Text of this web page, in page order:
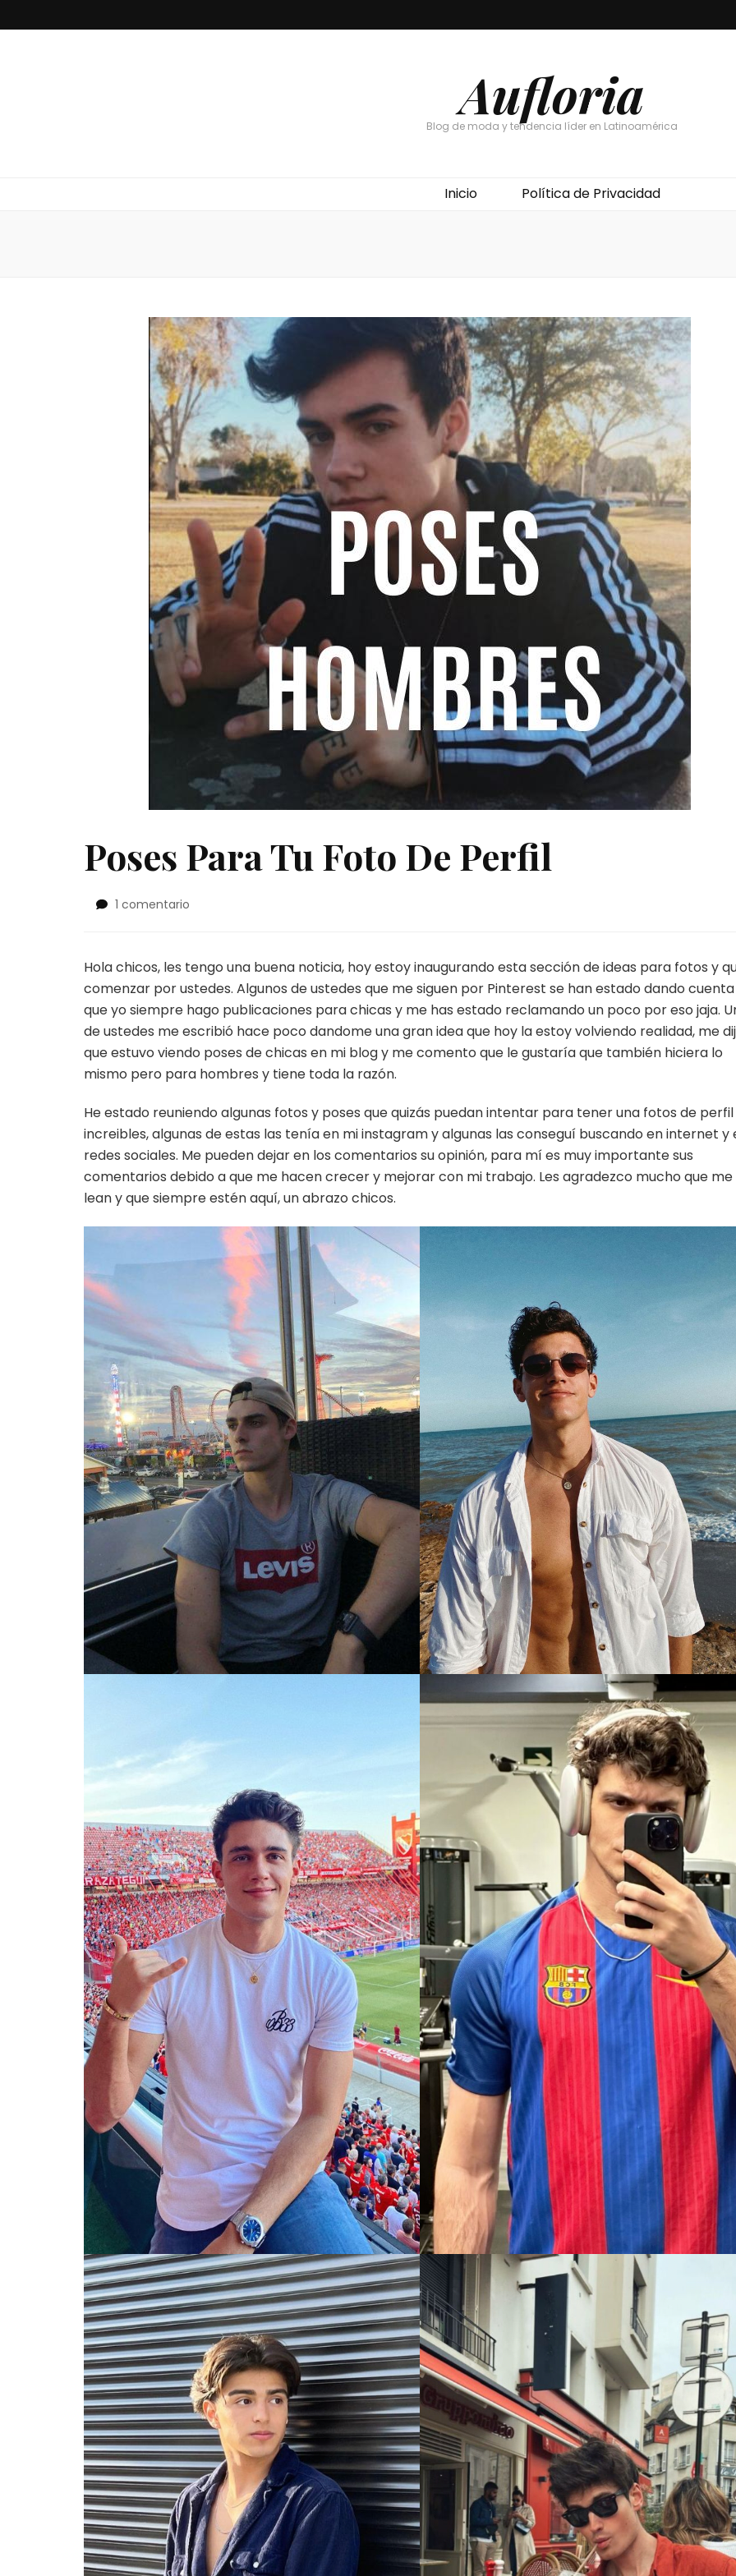
Aufloria
Blog de moda y tendencia líder en Latinoamérica
Inicio Política de Privacidad
Poses Para Tu Foto De Perfil
1 comentario
Foto
De
Perfil
Hola chicos, les tengo una buena noticia, hoy estoy inaugurando esta sección de ideas para fotos y
comenzar por ustedes. Algunos de ustedes que me siguen por Pinterest se han estado dando cuenta
que yo siempre hago publicaciones para chicas y me has estado reclamando un poco por eso jaja.
de ustedes me escribió hace poco dandome una gran idea que hoy la estoy volviendo realidad, me
que estuvo viendo poses de chicas en mi blog y me comento que le gustaría que también hiciera lo
mismo pero para hombres y tiene toda la razón.
He estado reuniendo algunas fotos y poses que quizás puedan intentar para tener una fotos de perfil
increibles, algunas de estas las tenía en mi instagram y algunas las conseguí buscando en internet y
redes sociales. Me pueden dejar en los comentarios su opinión, para mí es muy importante sus
comentarios debido a que me hacen crecer y mejorar con mi trabajo. Les agradezco mucho que me
lean y que siempre estén aquí, un abrazo chicos.